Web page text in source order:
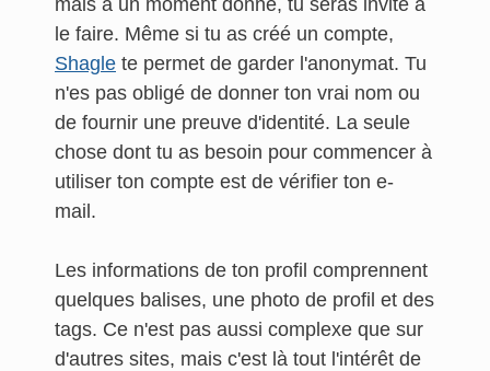
mais à un moment donné, tu seras invité à
le faire. Même si tu as créé un compte,
Shagle te permet de garder l'anonymat. Tu
n'es pas obligé de donner ton vrai nom ou
de fournir une preuve d'identité. La seule
chose dont tu as besoin pour commencer à
utiliser ton compte est de vérifier ton e-
mail.
Les informations de ton profil comprennent
quelques balises, une photo de profil et des
tags. Ce n'est pas aussi complexe que sur
d'autres sites, mais c'est là tout l'intérêt de